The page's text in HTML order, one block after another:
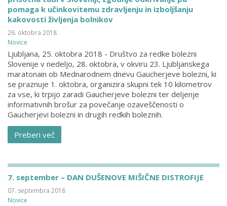
pomaga k učinkovitemu zdravljenju in izboljšanju
kakovosti življenja bolnikov
26. oktobra 2018
Novice
Ljubljana, 25. oktobra 2018 - Društvo za redke bolezni
Slovenije v nedeljo, 28. oktobra, v okviru 23. Ljubljanskega
maratonain ob Mednarodnem dnevu Gaucherjeve bolezni, ki
se praznuje 1. oktobra, organizira skupni tek 10 kilometrov
za vse, ki trpijo zaradi Gaucherjeve bolezni ter deljenje
informativnih brošur za povečanje ozaveščenosti o
Gaucherjevi bolezni in drugih redkih boleznih.
Preberi več
7. september – DAN DUŠENOVE MIŠIČNE DISTROFIJE
07. septembra 2018
Novice